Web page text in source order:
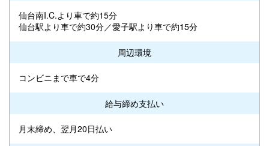
仙台南I.C.より車で約15分
仙台駅より車で約30分／愛子駅より車で約15分
周辺環境
コンビニまで車で4分
給与締め支払い
月末締め、翌月20日払い